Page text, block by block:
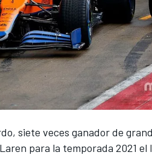
, siete veces ganador de
para la temporada 2021